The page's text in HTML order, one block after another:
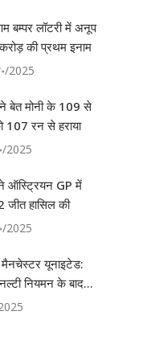
लॉटरी में अनूप
की प्रथम इनाम
2025
बेत मोनी के 109 से
107 रन से हराया
2025
ऑस्ट्रियन GP में
जीत हासिल की
2025
मैनचेस्टर यूनाइटेड:
नियमन के बाद